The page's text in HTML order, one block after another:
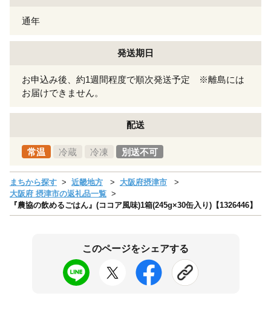
通年
発送期日
お申込み後、約1週間程度で順次発送予定 ※離島には
お届けできません。
配送
常温 冷蔵 冷凍 別送不可
まちから探す 近畿地方
大阪府摂津市
大阪府 摂津市の返礼品一覧
『農協の飲めるごはん』(ココア風味)1箱(245g×30缶入り)【1326446】
このページをシェアする